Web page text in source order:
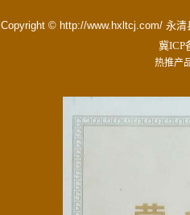
Copyright © http://www.hxltcj.com/ 永
冀ICP
热推产